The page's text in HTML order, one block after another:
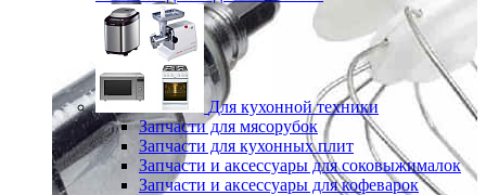
Для кухонной техники
Запчасти для мясорубок
Запчасти для кухонных плит
Запчасти и аксессуары для соковыжималок
Запчасти и аксессуары для кофеварок